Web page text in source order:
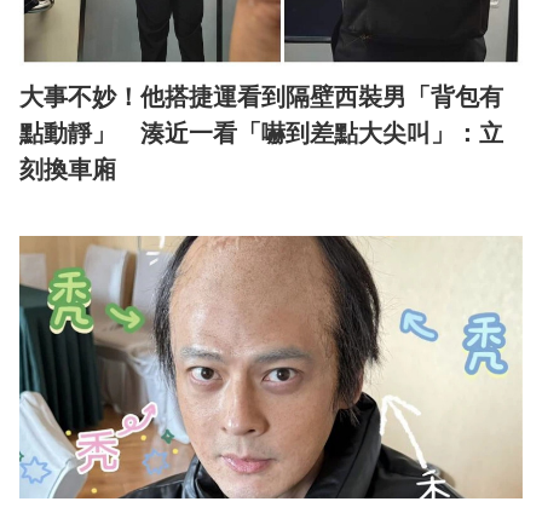
大事不妙！他搭捷運看到隔壁西裝男「背包有
點動靜」 湊近一看「嚇到差點大尖叫」：立
刻換車廂